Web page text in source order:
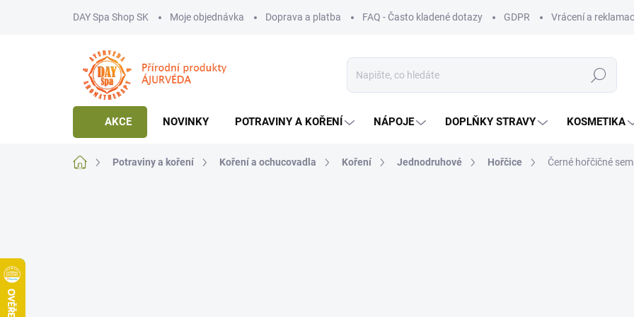
DAY Spa Shop SK Moje objednávka Doprava a platba FAQ - Často kladené dotazy GDPR Vrácení a
Hledat
AKCE NOVINKY POTRAVINY A KOŘENÍ NÁPOJE DOPLŇKY STRAVY KOSMETIKA
Domů Potraviny a koření Koření a ochucovadla Koření Jednodruhové Hořčice Černé hořčičné